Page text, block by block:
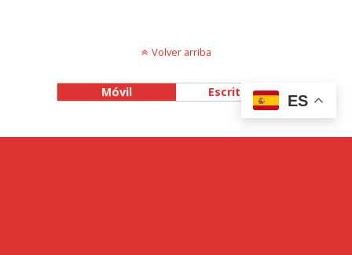
Volver arriba
Móvil Escritorio
ES